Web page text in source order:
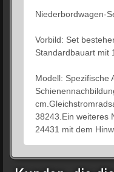
Niederbordwagen-
Vorbild: Set
Standardbauart mit
Modell: Spezifische
38243.Ein weiteres
24431 mit dem